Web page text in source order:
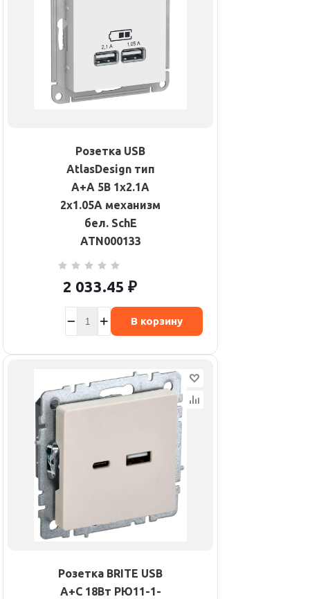
Розетка USB
AtlasDesign тип
A+A 5В 1х2.1А
2х1.05А механизм
бел. SchE
ATN000133
2 033.45 ₽
В корзину
Розетка BRITE USB
A+C 18Вт РЮ11-1-